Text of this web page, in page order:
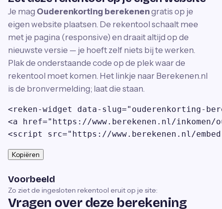
Je mag Ouderenkorting berekenengratis op je
eigen website plaatsen. De rekentool schaalt mee
met je pagina (responsive) en draait altijd op de
nieuwste versie — je hoeft zelf niets bij te werken.
Plak de onderstaande code op de plek waar de
rekentool moet komen. Het linkje naar Berekenen.nl
is de bronvermelding; laat die staan.
<reken-widget data-slug="ouderenkorting-
<a href="https://www.berekenen.nl/inkomen/
<script src="https://www.berekenen.nl/
Kopiëren
Voorbeeld
Zo ziet de ingesloten rekentool eruit op je site:
Vragen over deze berekening